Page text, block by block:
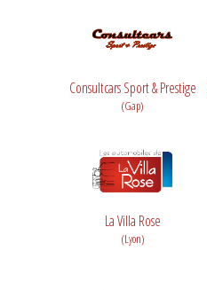
Consultcars Sport & Prestige
(Gap)
La Villa Rose
(Lyon)